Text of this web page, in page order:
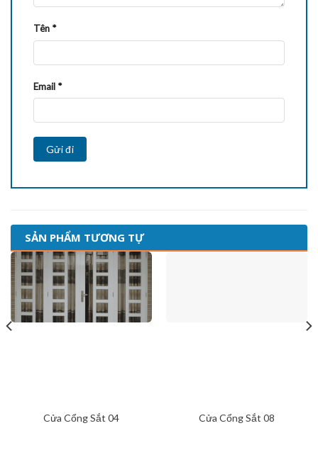
Tên *
Email *
SẢN PHẨM TƯƠNG TỰ
Cửa Cổng Sắt 04 Cửa Cổng Sắt 08